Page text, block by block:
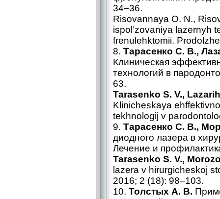
34–36.
Risovannaya O. N.,
ispol’zovaniya lazernyh
frenulehktomii.
8. Тарасенко С. В.,
Клиническая
технологий в
63.
Tarasenko S. V.,
Klinicheskaya
tekhnologij v
9. Тарасенко С. В.,
диодного лазера в
Лечение и
Tarasenko S. V.,
lazera v hirurgicheskoj
2016; 2 (18): 98–103.
10. Толстых А. В.